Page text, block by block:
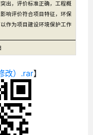
出，评价标准正确，工程概
响评价符合项目特征，环保
作为项目建设环境保护工作
改）.rar】